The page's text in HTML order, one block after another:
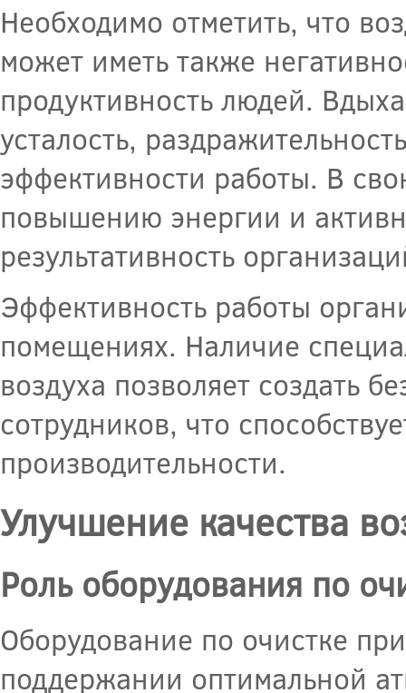
Необходимо отметить, что
может иметь также
продуктивность людей.
усталость,
эффективности работы. В
повышению энергии и
результативность
Эффективность работы
помещениях. Наличие
воздуха позволяет создать
сотрудников, что
производительности.
Улучшение качества
Роль оборудования по
Оборудование по очистке
поддержании оптимальной